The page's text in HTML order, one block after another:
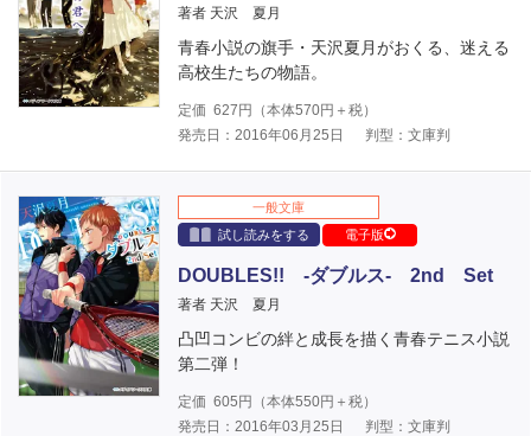
著者 天沢 夏月
青春小説の旗手・天沢夏月がおくる、迷える
高校生たちの物語。
定価 627 円（本体570円＋税）
発売日：2016年06月25日
判型：文庫判
一般文庫
試し読みをする
電子版
DOUBLES!! -ダブルス- 2nd Set
著者 天沢 夏月
凸凹コンビの絆と成長を描く青春テニス小説
第二弾！
定価 605 円（本体550円＋税）
発売日：2016年03月25日
判型：文庫判